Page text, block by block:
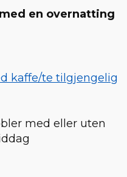
en overnatting
kaffe/te tilgjengelig
med eller uten